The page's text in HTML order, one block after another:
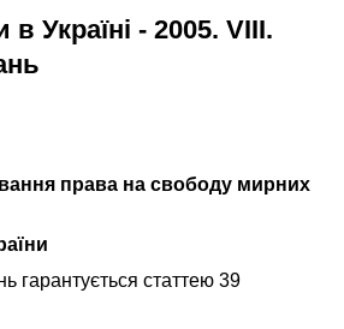
Україні - 2005. VIII.
права на свободу мирних
гарантується статтею 39